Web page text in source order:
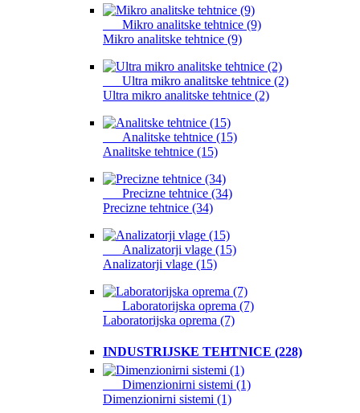
Mikro analitske tehtnice (9)
Mikro analitske tehtnice (9)
Ultra mikro analitske tehtnice (2)
Ultra mikro analitske tehtnice (2)
Analitske tehtnice (15)
Analitske tehtnice (15)
Precizne tehtnice (34)
Precizne tehtnice (34)
Analizatorji vlage (15)
Analizatorji vlage (15)
Laboratorijska oprema (7)
Laboratorijska oprema (7)
INDUSTRIJSKE TEHTNICE (228)
Dimenzionirni sistemi (1)
Dimenzionirni sistemi (1)